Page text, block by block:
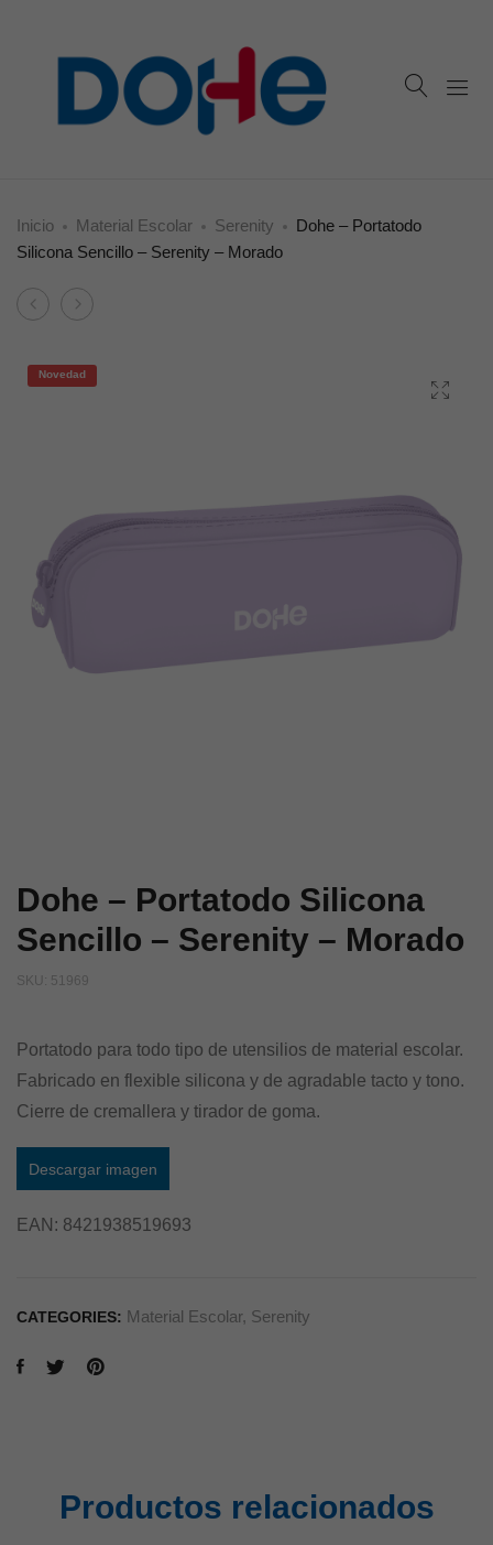
Inicio Material Escolar Serenity
Dohe – Portatodo
Silicona Sencillo – Serenity – Morado
Product
Dohe
Portatodo
Verde
Dohe
Portatodo
–
Novedad
Dohe – Portatodo Silicona
Sencillo – Serenity – Morado
SKU: 51969
Portatodo para todo tipo de utensilios de material escolar.
Fabricado en flexible silicona y de agradable tacto y tono.
Cierre de cremallera y tirador de goma.
Descargar imagen
EAN: 8421938519693
CATEGORIES: Material Escolar, Serenity
Productos relacionados